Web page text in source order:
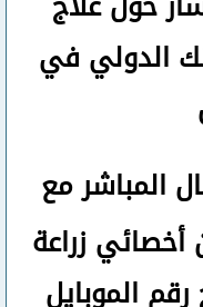
الدولي في
المباشر مع
أخصائي زراعة
الموبايل